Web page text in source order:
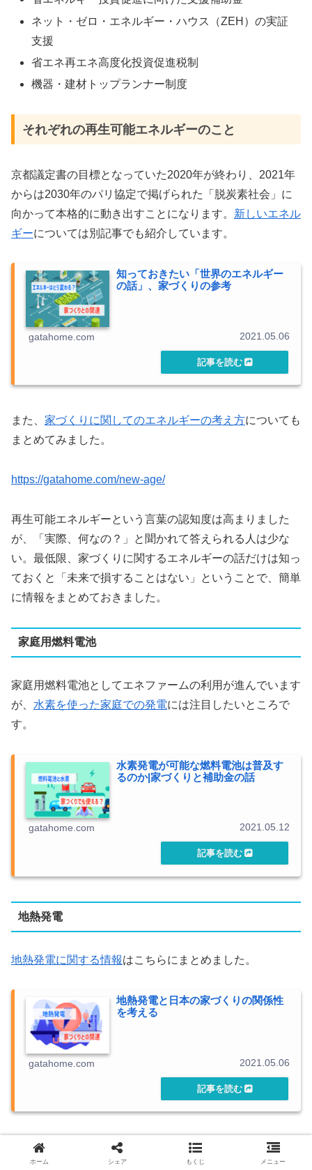
ネット・ゼロ・エネルギー・ハウス（ZEH）の実証
支援
省エネ再エネ高度化投資促進税制
機器・建材トップランナー制度
それぞれの再生可能エネルギーのこと
京都議定書の目標となっていた2020年が終わり、2021年
からは2030年のパリ協定で掲げられた「脱炭素社会」に
向かって本格的に動き出すことになります。 新しいエネル
ギーについては別記事でも紹介しています。
知っておきたい「世界のエネルギー
の話」、家づくりの参考
gatahome.com 2021.05.06
また、 家づくりに関してのエネルギーの考え方についても
まとめてみました。
https://gatahome.com/new-age/
再生可能エネルギーという言葉の認知度は高まりました
が、「実際、何なの？」と聞かれて答えられる人は少な
い。最低限、家づくりに関するエネルギーの話だけは知っ
ておくと「未来で損することはない」ということで、簡単
に情報をまとめておきました。
家庭用燃料電池
家庭用燃料電池としてエネファームの利用が進んでいます
が、 水素を使った家庭での発電には注目したいところで
す。
水素発電が可能な燃料電池は普及す
るのか|家づくりと補助金の話
gatahome.com 2021.05.12
地熱発電
地熱発電に関する情報はこちらにまとめました。
地熱発電と日本の家づくりの関係性
を考える
gatahome.com 2021.05.06
地中熱利用
ホーム シェア もくじ メニュー